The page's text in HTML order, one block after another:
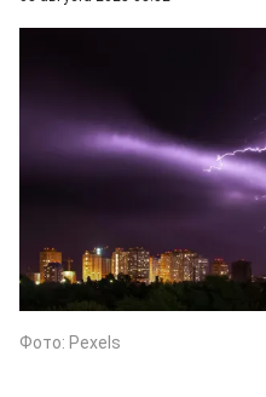
Фото: Pexels